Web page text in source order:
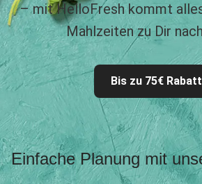
– mit HelloFresh kommt
Mahlzeiten zu Dir
Bis zu 75€ Rabatt
Einfache Planung mit